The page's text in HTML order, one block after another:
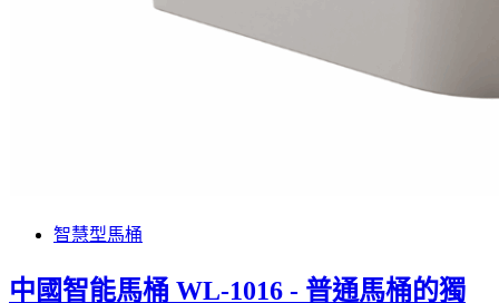
智慧型馬桶
中國智能馬桶 WL-1016 - 普通馬桶的獨